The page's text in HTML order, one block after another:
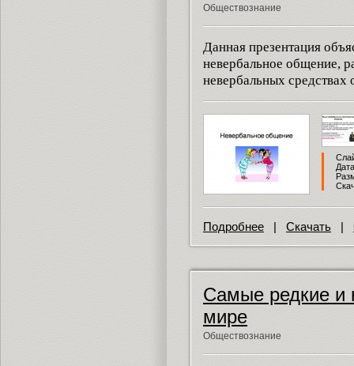
Обществознание
Данная презентация
невербальное общение,
невербальных средствах
Подробнее | Скачать |
Самые редкие и
мире
Обществознание